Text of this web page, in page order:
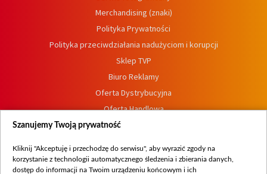
Merchandising (znaki)
Polityka Prywatności
Polityka przeciwdziałania nadużyciom i korupcji
Sklep TVP
Biuro Reklamy
Oferta Dystrybucyjna
Oferta Handlowa
Dostępność
Procedura zgłoszeń wewnętrznych
Szanujemy Twoją prywatność
Kliknij "Akceptuję i przechodzę do serwisu", aby wyrazić zgody na
korzystanie z technologii automatycznego śledzenia i zbierania danych,
dostęp do informacji na Twoim urządzeniu końcowym i ich